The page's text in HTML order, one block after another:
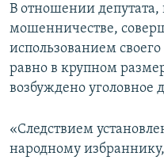
ПОБЕДИТЕЛЕЙ НЕ СУДЯТ?
КРЫМ.НЕПОКОРЕННЫЙ
ELIFBE
Все сайты RFE/RL
В отношении депутата,
мошенничестве,
использованием
равно в крупном
возбуждено уголовное
«Следствием
народному